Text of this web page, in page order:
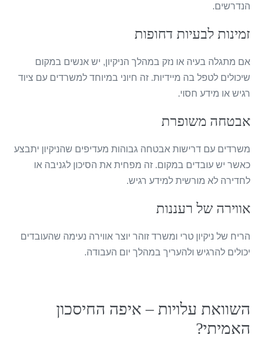
הנדרשים.
זמינות לבעיות דחופות
אם מתגלה בעיה או נזק במהלך הניקיון, יש אנשים במקום
שיכולים לטפל בה מיידיות. זה חיוני במיוחד למשרדים עם ציוד
רגיש או מידע חסוי.
אבטחה משופרת
משרדים עם דרישות אבטחה גבוהות מעדיפים שהניקיון יתבצע
כאשר יש עובדים במקום. זה מפחית את הסיכון לגניבה או
לחדירה לא מורשית למידע רגיש.
אווירה של רעננות
הריח של ניקיון טרי ומשרד זוהר יוצר אווירה נעימה שהעובדים
יכולים להרגיש ולהעריך במהלך יום העבודה.
השוואת עלויות – איפה החיסכון
האמיתי?